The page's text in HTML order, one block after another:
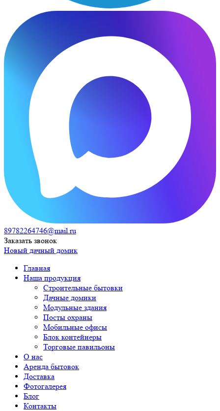
89782264746@mail.ru
Заказать звонок
Новый дачный домик
Главная
Наша продукция
Строительные бытовки
Дачные домики
Модульные здания
Посты охраны
Мобильные офисы
Блок контейнеры
Торговые павильоны
О нас
Аренда бытовок
Доставка
Фотогалерея
Блог
Контакты